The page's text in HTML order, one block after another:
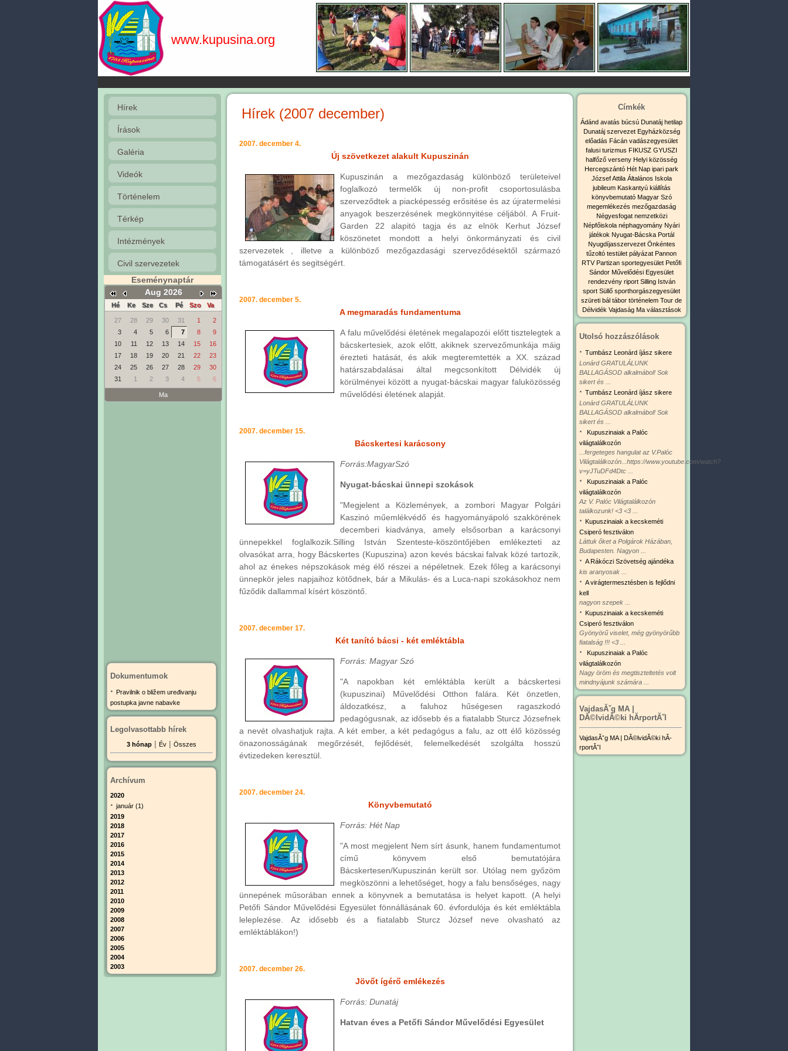
www.kupusina.org
Hírek
Írások
Galéria
Videók
Történelem
Térkép
Intézmények
Civil szervezetek
Eseménynaptár
Aug 2026
Hé Ke Sze Cs Pé Szo Va
27 28 29 30 31 1
2
3
4 5 6 7 8
9
10
11 12 13 14 15
16
17
18 19 20 21 22
23
24
25 26 27 28 29
30
31
1 2 3 4 5 6
Ma
Dokumentumok
· Pravilnik o bližem uređivanju
postupka javne nabavke
Legolvasottabb hírek
3 hónap | Év | Összes
Archívum
2020
· január (1)
2019
2018
2017
2016
2015
2014
2013
2012
2011
2010
2009
2008
2007
2006
2005
2004
2003
Hírek (2007 december)
2007. december 4.
Új szövetkezet alakult Kupuszinán
Kupuszinán a mezőgazdaság különböző területeivel
foglalkozó termelők új non-profit csoportosulásba
szerveződtek a piacképesség erősitése és az újratermelési
anyagok beszerzésének megkönnyitése céljából. A Fruit-
Garden 22 alapitó tagja és az elnök Kerhut József
köszönetet mondott a helyi önkormányzati és civil
szervezetek , illetve a különböző mezőgazdasági szerveződésektől származó
támogatásért és segitségért.
2007. december 5.
A megmaradás fundamentuma
A falu művelődési életének megalapozói előtt tisztelegtek a
bácskertesiek, azok előtt, akiknek szervezőmunkája máig
érezteti hatását, és akik megteremtették a XX. század
határszabdalásai által megcsonkított Délvidék új
körülményei között a nyugat-bácskai magyar faluközösség
művelődési életének alapját.
2007. december 15.
Bácskertesi karácsony
Forrás:MagyarSzó
Nyugat-bácskai ünnepi szokások
"Megjelent a Közlemények, a zombori Magyar Polgári
Kaszinó műemlékvédő és hagyományápoló szakkörének
decemberi kiadványa, amely elsősorban a karácsonyi
ünnepekkel foglalkozik.Silling István Szenteste-köszöntőjében emlékezteti az
olvasókat arra, hogy Bácskertes (Kupuszina) azon kevés bácskai falvak közé tartozik,
ahol az énekes népszokások még élő részei a népéletnek. Ezek főleg a karácsonyi
ünnepkör jeles napjaihoz kötődnek, bár a Mikulás- és a Luca-napi szokásokhoz nem
fűződik dallammal kísért köszöntő.
2007. december 17.
Két tanító bácsi - két emléktábla
Forrás: Magyar Szó
"A napokban két emléktábla került a bácskertesi
(kupuszinai) Művelődési Otthon falára. Két önzetlen,
áldozatkész, a faluhoz hűségesen ragaszkodó
pedagógusnak, az idősebb és a fiatalabb Sturcz Józsefnek
a nevét olvashatjuk rajta. A két ember, a két pedagógus a falu, az ott élő közösség
önazonosságának megőrzését, fejlődését, felemelkedését szolgálta hosszú
évtizedeken keresztül.
2007. december 24.
Könyvbemutató
Forrás: Hét Nap
"A most megjelent Nem sírt ásunk, hanem fundamentumot
című könyvem első bemutatójára
Bácskertesen/Kupuszinán került sor. Utólag nem győzöm
megköszönni a lehetőséget, hogy a falu bensőséges, nagy
ünnepének műsorában ennek a könyvnek a bemutatása is helyet kapott. (A helyi
Petőfi Sándor Művelődési Egyesület fönnállásának 60. évfordulója és két emléktábla
leleplezése. Az idősebb és a fiatalabb Sturcz József neve olvasható az
emléktáblákon!)
2007. december 26.
Jövőt ígérő emlékezés
Forrás: Dunatáj
Hatvan éves a Petőfi Sándor Művelődési Egyesület
Címkék
Ádánd avatás búcsú Dunatáj hetilap
Dunatáj szervezet Egyházközség
előadás Fácán vadászegyesület
falusi turizmus FIKUSZ GYUSZI
halfőző verseny Helyi közösség
Hercegszántó Hét Nap ipari park
József Attila Általános Iskola
jubileum Kaskantyú kiállítás
könyvbemutató Magyar Szó
megemlékezés mezőgazdaság
Négyesfogat nemzetközi
Népfőiskola néphagyomány Nyári
játékok Nyugat-Bácska Portál
Nyugdíjasszervezet Önkéntes
tűzoltó testület pályázat Pannon
RTVPartizan sportegyesület Petőfi
Sándor Művelődési Egyesület
rendezvény riport Silling István
sport Süllő sporthorgászegyesület
szüreti bál tábor történelem Tour de
Délvidék Vajdaság Ma választások
Utolsó hozzászólások
· Tumbász Leonárd íjász sikere
Lonárd GRATULÁLUNK
BALLAGÁSOD alkalmábol! Sok
sikert és ...
· Tumbász Leonárd íjász sikere
Lonárd GRATULÁLUNK
BALLAGÁSOD alkalmábol! Sok
sikert és ...
·
Kupuszinaiak a Palóc
világtalálkozón
...fergeteges hangulat az V.Palóc
Világtalálkozón...https://www.youtube.com/watch?
v=yJTuDFd4Dtc ...
·
Kupuszinaiak a Palóc
világtalálkozón
Az V. Palóc Világtalálkozón
találkozunk! <3 <3 ...
· Kupuszinaiak a kecskeméti
Csiperó fesztiválon
Láttuk őket a Polgárok Házában,
Budapesten. Nagyon ...
· A Rákóczi Szövetség ajándéka
kis aranyosak ...
· A virágtermesztésben is fejlődni
kell
nagyon szepek ...
· Kupuszinaiak a kecskeméti
Csiperó fesztiválon
Gyönyörű viselet, még gyönyörűbb
fiatalság !!! <3 ...
·
Kupuszinaiak a Palóc
világtalálkozón
Nagy öröm és megtiszteltetés volt
mindnyájunk számára ...
VajdasĂˇg MA |
DĂ©lvidĂ©ki hĂ­rportĂˇl
VajdasĂˇg MA | DĂ©lvidĂ©ki hĂ­
rportĂˇl